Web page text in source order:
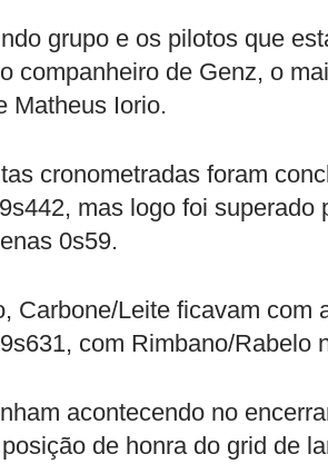
grupo e os pilotos que
companheiro de Genz, o
Matheus Iorio.
cronometradas foram
mas logo foi superado
0s59.
Carbone/Leite ficavam
com Rimbano/Rabelo
acontecendo no
de honra do grid de